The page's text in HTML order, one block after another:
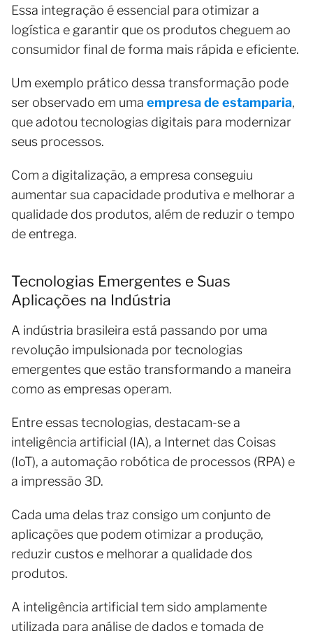
Essa integração é essencial para otimizar a
logística e garantir que os produtos cheguem ao
consumidor final de forma mais rápida e eficiente.
Um exemplo prático dessa transformação pode
ser observado em uma empresa de estamparia,
que adotou tecnologias digitais para modernizar
seus processos.
Com a digitalização, a empresa conseguiu
aumentar sua capacidade produtiva e melhorar a
qualidade dos produtos, além de reduzir o tempo
de entrega.
Tecnologias Emergentes e Suas
Aplicações na Indústria
A indústria brasileira está passando por uma
revolução impulsionada por tecnologias
emergentes que estão transformando a maneira
como as empresas operam.
Entre essas tecnologias, destacam-se a
inteligência artificial (IA), a Internet das Coisas
(IoT), a automação robótica de processos (RPA) e
a impressão 3D.
Cada uma delas traz consigo um conjunto de
aplicações que podem otimizar a produção,
reduzir custos e melhorar a qualidade dos
produtos.
A inteligência artificial tem sido amplamente
utilizada para análise de dados e tomada de